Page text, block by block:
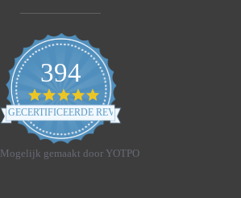
394
4
.
8
GECERTIFICEERDE REVIEWS
Mogelijk gemaakt door YOTPO